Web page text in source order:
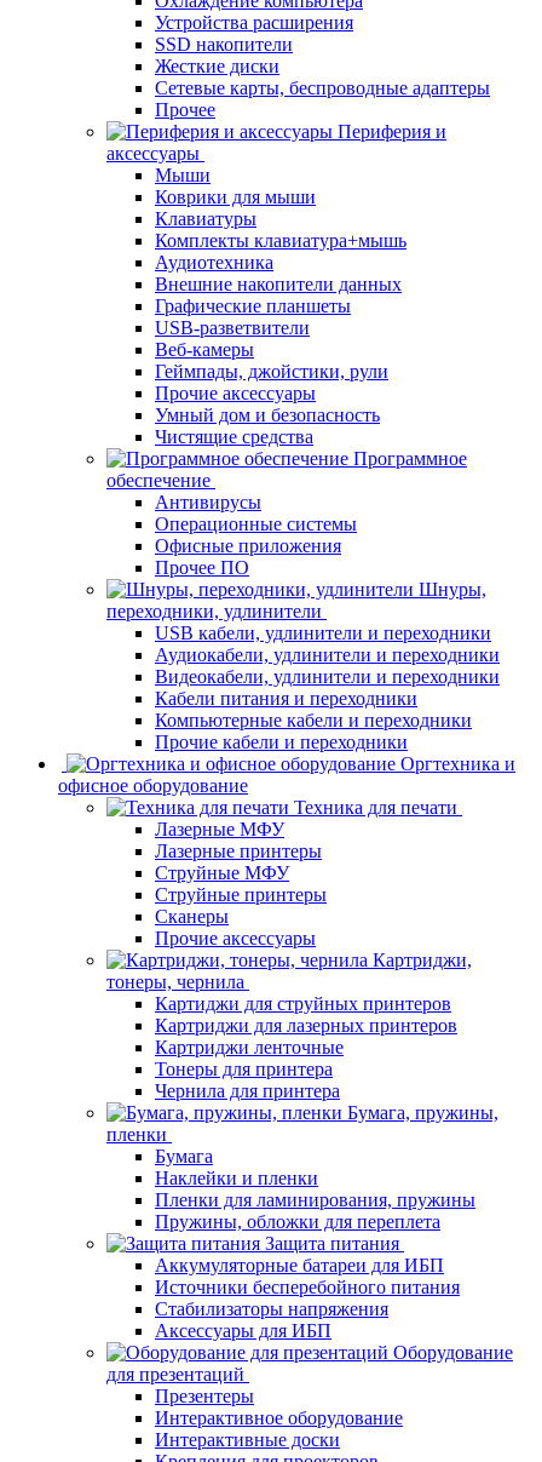
Устройства расширения
SSD накопители
Жесткие диски
Сетевые карты, беспроводные адаптеры
Прочее
Периферия и
аксессуары
Мыши
Коврики для мыши
Клавиатуры
Комплекты клавиатура+мышь
Аудиотехника
Внешние накопители данных
Графические планшеты
USB-разветвители
Веб-камеры
Геймпады, джойстики, рули
Прочие аксессуары
Умный дом и безопасность
Чистящие средства
Программное
обеспечение
Антивирусы
Операционные системы
Офисные приложения
Прочее ПО
Шнуры,
переходники, удлинители
USB кабели, удлинители и переходники
Аудиокабели, удлинители и переходники
Видеокабели, удлинители и переходники
Кабели питания и переходники
Компьютерные кабели и переходники
Прочие кабели и переходники
Оргтехника и
офисное оборудование
Техника для печати
Лазерные МФУ
Лазерные принтеры
Струйные МФУ
Струйные принтеры
Сканеры
Прочие аксессуары
Картриджи,
тонеры, чернила
Картиджи для струйных принтеров
Картриджи для лазерных принтеров
Картриджи ленточные
Тонеры для принтера
Чернила для принтера
Бумага, пружины,
пленки
Бумага
Наклейки и пленки
Пленки для ламинирования, пружины
Пружины, обложки для переплета
Защита питания
Аккумуляторные батареи для ИБП
Источники бесперебойного питания
Стабилизаторы напряжения
Аксессуары для ИБП
Оборудование
для презентаций
Презентеры
Интерактивное оборудование
Интерактивные доски